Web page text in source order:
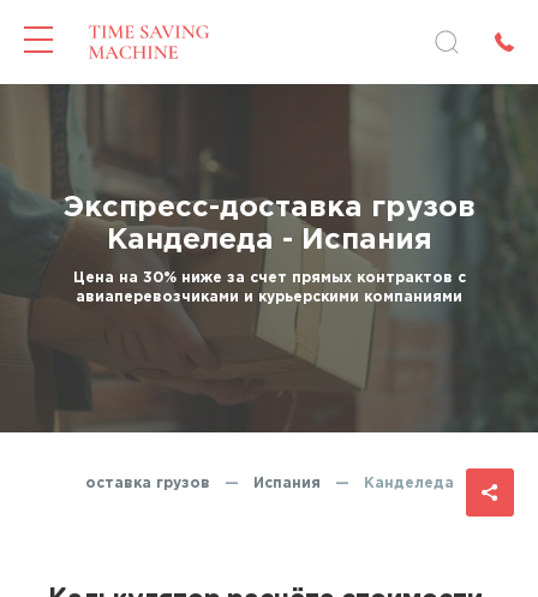
Экспресс-доставка грузов
Канделеда - Испания
Цена на 30% ниже за счет прямых контрактов с
авиаперевозчиками и курьерскими компаниями
доставка грузов — Испания — Канделеда